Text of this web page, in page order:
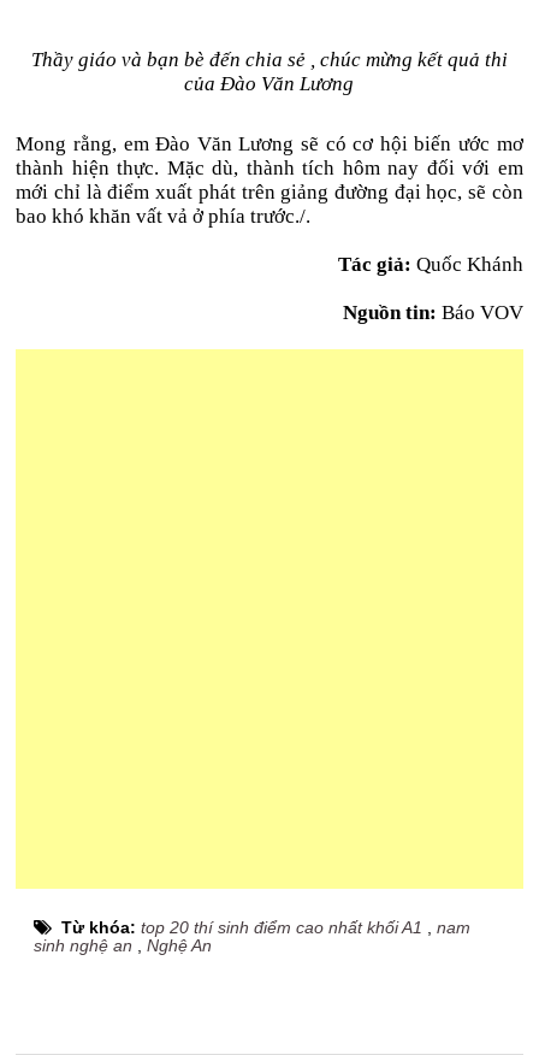
Thầy giáo và bạn bè đến chia sẻ , chúc mừng kết quả thi
của Đào Văn Lương
Mong rằng, em Đào Văn Lương sẽ có cơ hội biến ước mơ
thành hiện thực. Mặc dù, thành tích hôm nay đối với em
mới chỉ là điểm xuất phát trên giảng đường đại học, sẽ còn
bao khó khăn vất vả ở phía trước./.
Tác giả: Quốc Khánh
Nguồn tin: Báo VOV
Từ khóa:top 20 thí sinh điểm cao nhất khối A1 ,nam
sinh nghệ an ,Nghệ An